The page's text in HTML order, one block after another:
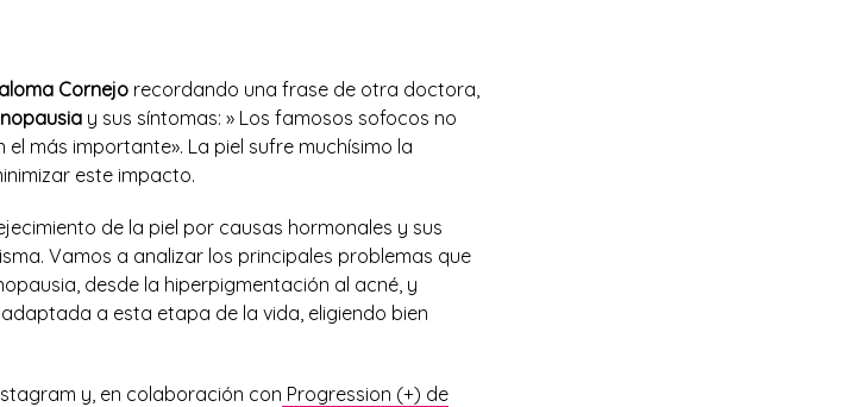
Cornejo recordando una frase de otra doctora,
y sus síntomas: » Los famosos sofocos no
más importante». La piel sufre muchísimo la
este impacto.
de la piel por causas hormonales y sus
Vamos a analizar los principales problemas que
desde la hiperpigmentación al acné, y
a esta etapa de la vida, eligiendo bien
y, en colaboración con Progression (+) de